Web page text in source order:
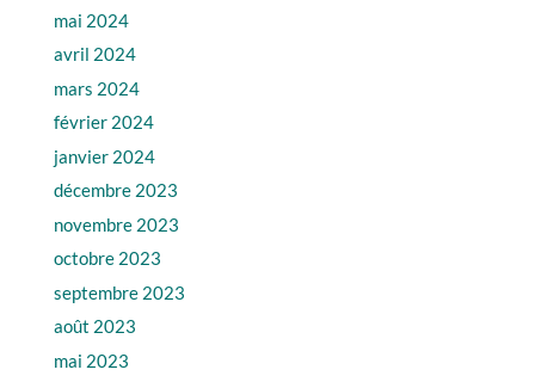
mai 2024
avril 2024
mars 2024
février 2024
janvier 2024
décembre 2023
novembre 2023
octobre 2023
septembre 2023
août 2023
mai 2023